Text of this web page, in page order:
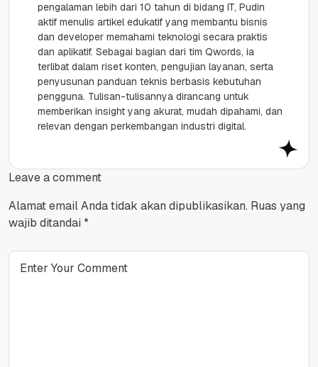
pengalaman lebih dari 10 tahun di bidang IT, Pudin
aktif menulis artikel edukatif yang membantu bisnis
dan developer memahami teknologi secara praktis
dan aplikatif. Sebagai bagian dari tim Qwords, ia
terlibat dalam riset konten, pengujian layanan, serta
penyusunan panduan teknis berbasis kebutuhan
pengguna. Tulisan-tulisannya dirancang untuk
memberikan insight yang akurat, mudah dipahami, dan
relevan dengan perkembangan industri digital.
Leave a comment
Alamat email Anda tidak akan dipublikasikan. Ruas yang
wajib ditandai *